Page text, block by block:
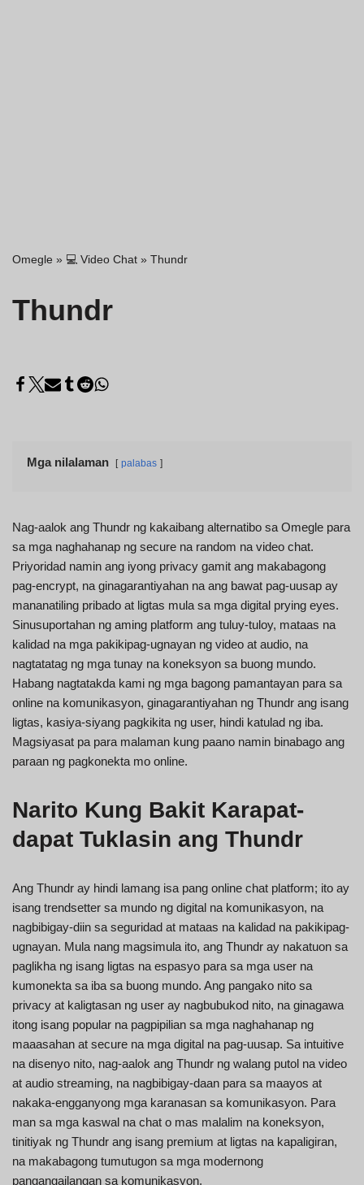
Omegle » 💻 Video Chat » Thundr
Thundr
Mga nilalaman palabas
Nag-aalok ang Thundr ng kakaibang alternatibo sa Omegle para
sa mga naghahanap ng secure na random na video chat.
Priyoridad namin ang iyong privacy gamit ang makabagong
pag-encrypt, na ginagarantiyahan na ang bawat pag-uusap ay
mananatiling pribado at ligtas mula sa mga digital prying eyes.
Sinusuportahan ng aming platform ang tuluy-tuloy, mataas na
kalidad na mga pakikipag-ugnayan ng video at audio, na
nagtatatag ng mga tunay na koneksyon sa buong mundo.
Habang nagtatakda kami ng mga bagong pamantayan para sa
online na komunikasyon, ginagarantiyahan ng Thundr ang isang
ligtas, kasiya-siyang pagkikita ng user, hindi katulad ng iba.
Magsiyasat pa para malaman kung paano namin binabago ang
paraan ng pagkonekta mo online.
Narito Kung Bakit Karapat-
dapat Tuklasin ang Thundr
Ang Thundr ay hindi lamang isa pang online chat platform; ito ay
isang trendsetter sa mundo ng digital na komunikasyon, na
nagbibigay-diin sa seguridad at mataas na kalidad na pakikipag-
ugnayan. Mula nang magsimula ito, ang Thundr ay nakatuon sa
paglikha ng isang ligtas na espasyo para sa mga user na
kumonekta sa iba sa buong mundo. Ang pangako nito sa
privacy at kaligtasan ng user ay nagbubukod nito, na ginagawa
itong isang popular na pagpipilian sa mga naghahanap ng
maaasahan at secure na mga digital na pag-uusap. Sa intuitive
na disenyo nito, nag-aalok ang Thundr ng walang putol na video
at audio streaming, na nagbibigay-daan para sa maayos at
nakaka-engganyong mga karanasan sa komunikasyon. Para
man sa mga kaswal na chat o mas malalim na koneksyon,
tinitiyak ng Thundr ang isang premium at ligtas na kapaligiran,
na makabagong tumutugon sa mga modernong
pangangailangan sa komunikasyon.